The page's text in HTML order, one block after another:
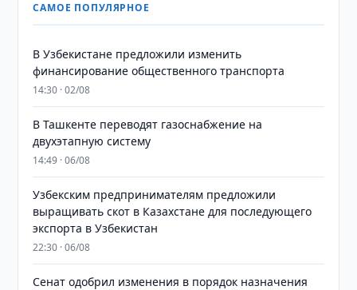
САМОЕ ПОПУЛЯРНОЕ
В Узбекистане предложили изменить
финансирование общественного транспорта
14:30 · 02/08
В Ташкенте переводят газоснабжение на
двухэтапную систему
14:49 · 06/08
Узбекским предпринимателям предложили
выращивать скот в Казахстане для последующего
экспорта в Узбекистан
22:30 · 06/08
Сенат одобрил изменения в порядок назначения